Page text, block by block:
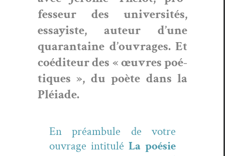
fesseur des uni­ver­sités,
essay­iste, auteur d’une
quar­an­taine d’ouvrages. Et
coédi­teur des « œuvres poé­
tiques », du poète dans la
Pléiade.
En préam­bule de votre
ouvrage inti­t­uléLa poésie